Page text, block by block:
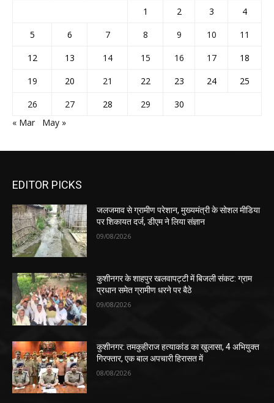
1 2 3
4
5
6 7 8 9 10
11
12
13 14 15 16 17
18
19
20 21 22 23 24
25
26
27 28 29
30
« Mar
May »
EDITOR PICKS
जलजमाव से ग्रामीण परेशान, मुख्यमंत्री के सोशल मीडिया
पर शिकायत दर्ज, डीएम ने लिया संज्ञान
09/08/2026
कुशीनगर के शाहपुर खलवापट्टी में बिजली संकट: ग्राम
प्रधान समेत ग्रामीण धरने पर बैठे
09/08/2026
कुशीनगर: तमकुहीराज हत्याकांड का खुलासा, 4 अभियुक्त
गिरफ्तार, एक बाल अपचारी हिरासत में
08/08/2026